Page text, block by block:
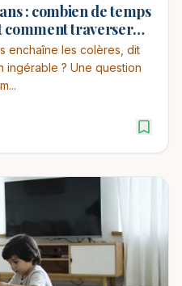
: combien de temps
comment traverser
enchaîne les colères, dit
ingérable ? Une question